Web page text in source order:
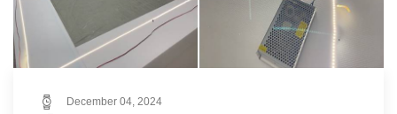
December 04, 2024